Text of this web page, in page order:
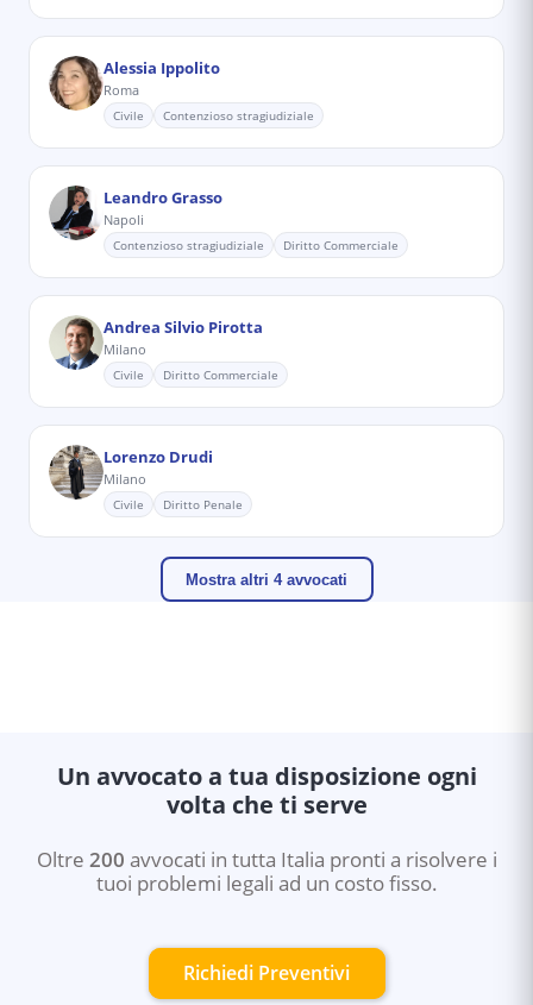
Alessia Ippolito
Roma
Civile Contenzioso stragiudiziale
Leandro Grasso
Napoli
Contenzioso stragiudiziale Diritto Commerciale
Andrea Silvio Pirotta
Milano
Civile Diritto Commerciale
Lorenzo Drudi
Milano
Civile Diritto Penale
Mostra altri 4 avvocati
Un avvocato a tua disposizione ogni
volta che ti serve
Oltre 200 avvocati in tutta Italia pronti a risolvere i
tuoi problemi legali ad un costo fisso.
Richiedi Preventivi